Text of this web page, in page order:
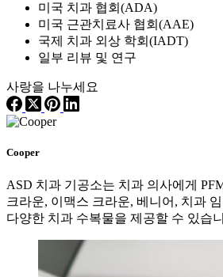
미국 치과 협회(ADA)
미국 근관치료사 협회(AAE)
국제 치과 외상 학회(IADT)
일부 리뷰 및 연구
사랑을 나누세요
Cooper
ASD 치과 기공소는 치과 의사에게
크라운, 이맥스 크라운, 베니어, 치과
다양한 치과 수복물을 제공할 수 있습